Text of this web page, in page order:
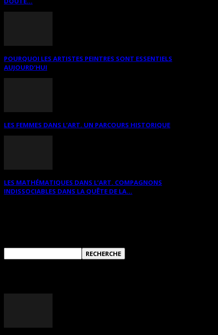
POURQUOI LES ARTISTES PEINTRES SONT ESSENTIELS
AUJOURD’HUI
LES FEMMES DANS L’ART. UN PARCOURS HISTORIQUE
LES MATHÉMATIQUES DANS L’ART. COMPAGNONS
INDISSOCIABLES DANS LA QUÊTE DE LA...